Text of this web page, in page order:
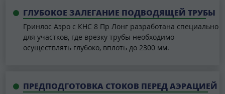
ГЛУБОКОЕ ЗАЛЕГАНИЕ ПОДВОДЯЩЕЙ ТРУБЫ
Гринлос Аэро с КНС 8 Пр Лонг разработана специально
для участков, где врезку трубы необходимо
осуществлять глубоко, вплоть до 2300 мм.
ПРЕДПОДГОТОВКА СТОКОВ ПЕРЕД АЭРАЦИЕЙ